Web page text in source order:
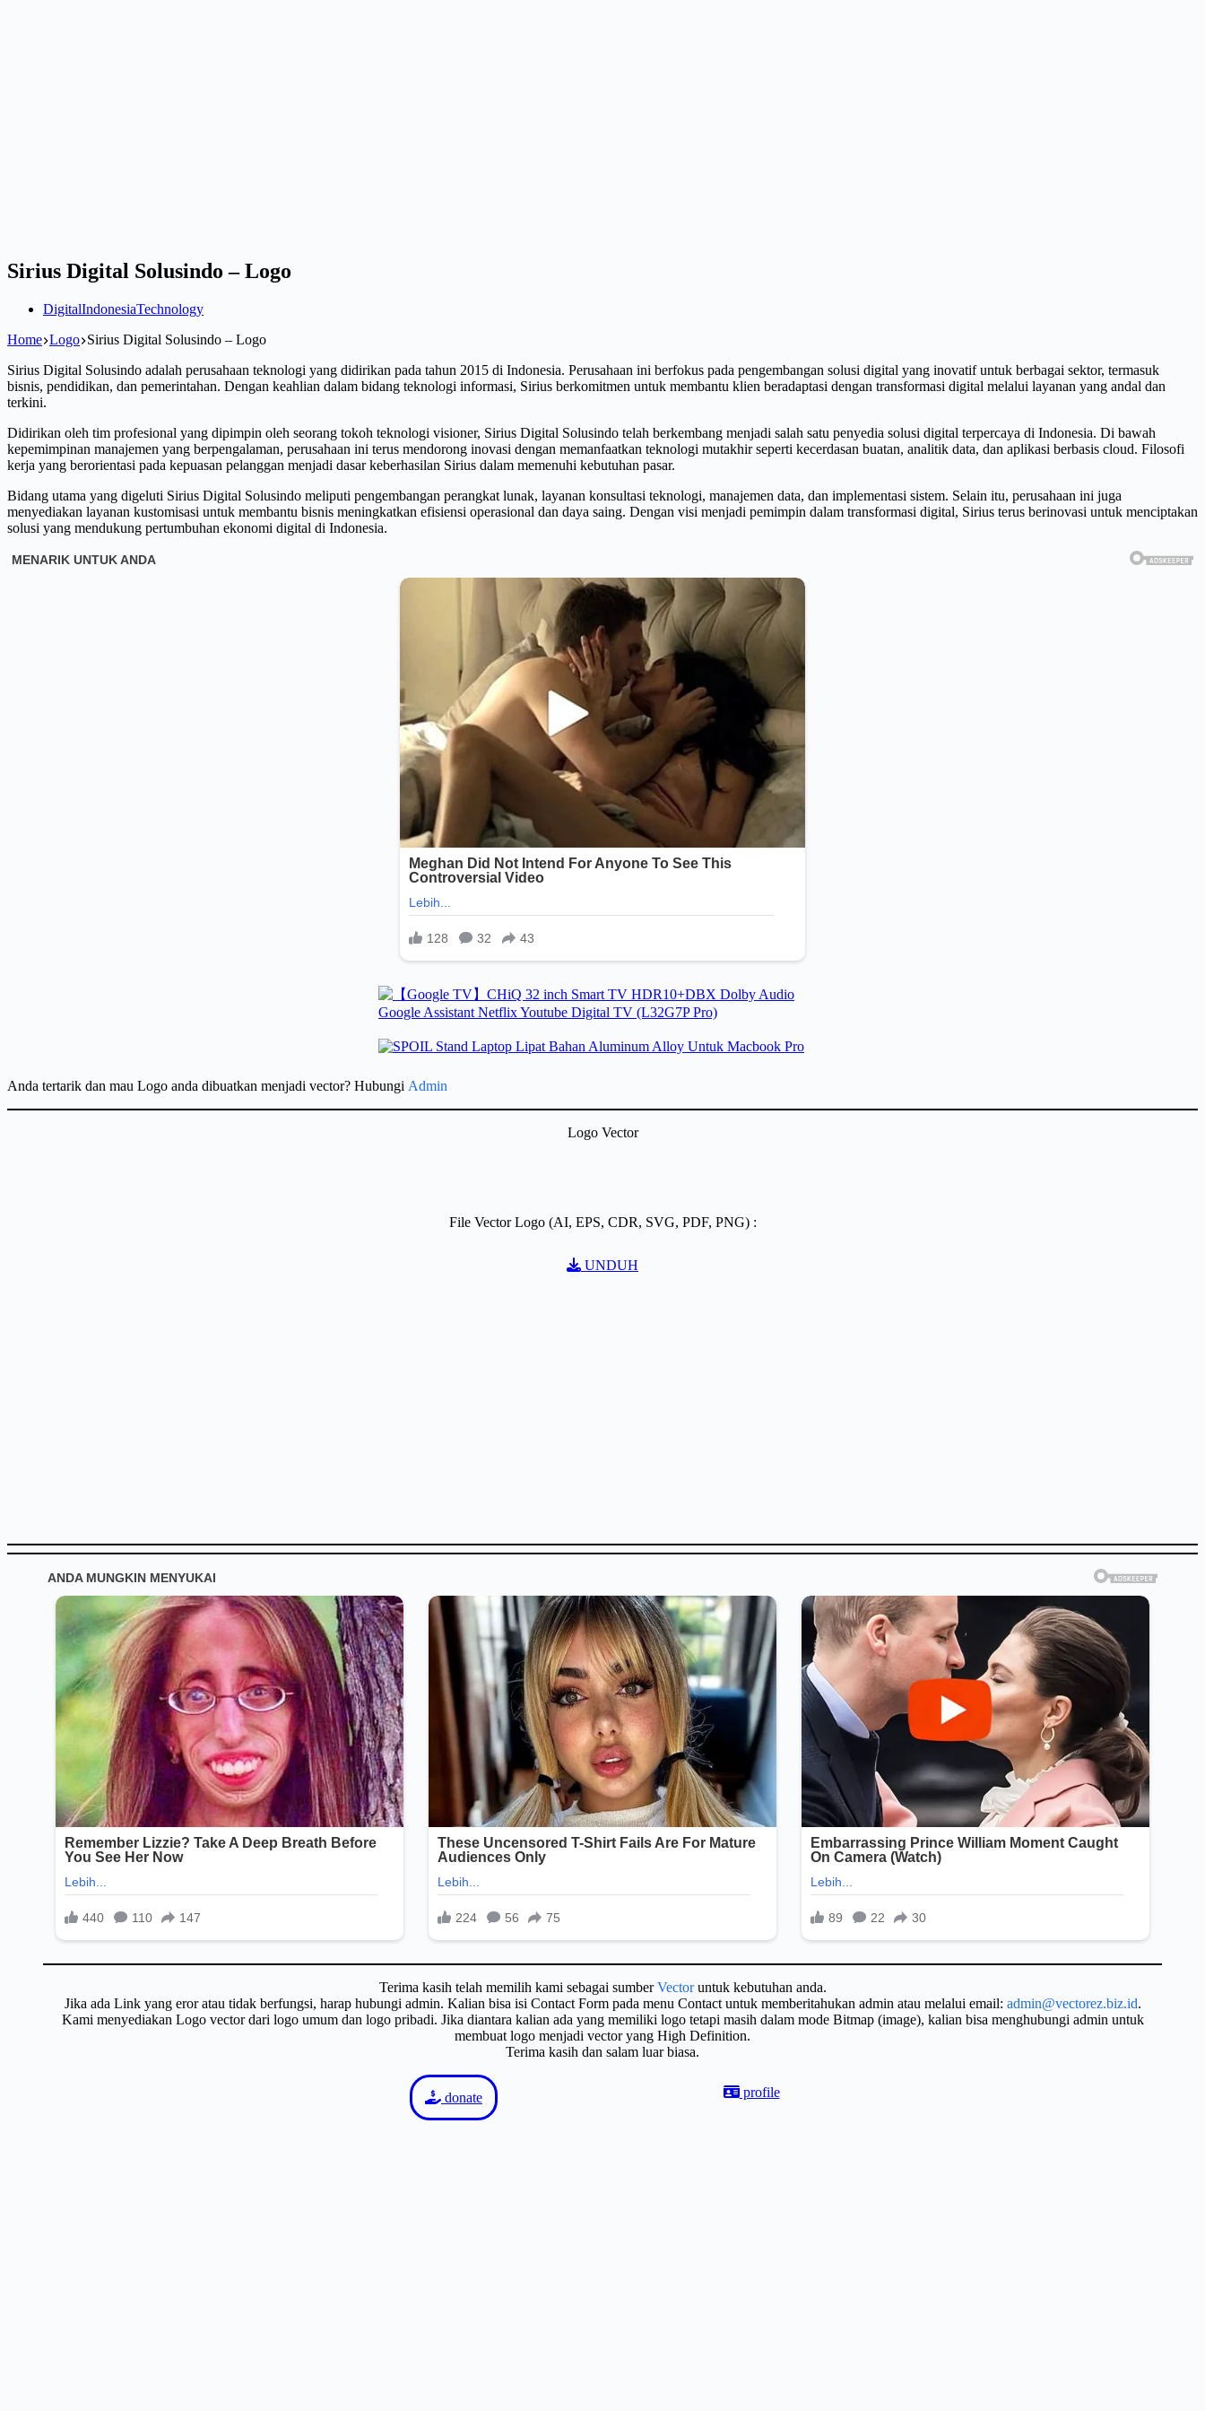
Sirius Digital Solusindo – Logo
DigitalIndonesiaTechnology
Home Logo Sirius Digital Solusindo – Logo
Sirius Digital Solusindo adalah perusahaan teknologi yang didirikan pada tahun 2015 di Indonesia. Perusahaan ini berfokus pada pengembangan solusi digital yang inovatif untuk berbagai sektor, termasuk
bisnis, pendidikan, dan pemerintahan. Dengan keahlian dalam bidang teknologi informasi, Sirius berkomitmen untuk membantu klien beradaptasi dengan transformasi digital melalui layanan yang andal dan
terkini.
Didirikan oleh tim profesional yang dipimpin oleh seorang tokoh teknologi visioner, Sirius Digital Solusindo telah berkembang menjadi salah satu penyedia solusi digital terpercaya di Indonesia. Di bawah
kepemimpinan manajemen yang berpengalaman, perusahaan ini terus mendorong inovasi dengan memanfaatkan teknologi mutakhir seperti kecerdasan buatan, analitik data, dan aplikasi berbasis cloud. Filosofi
kerja yang berorientasi pada kepuasan pelanggan menjadi dasar keberhasilan Sirius dalam memenuhi kebutuhan pasar.
Bidang utama yang digeluti Sirius Digital Solusindo meliputi pengembangan perangkat lunak, layanan konsultasi teknologi, manajemen data, dan implementasi sistem. Selain itu, perusahaan ini juga
menyediakan layanan kustomisasi untuk membantu bisnis meningkatkan efisiensi operasional dan daya saing. Dengan visi menjadi pemimpin dalam transformasi digital, Sirius terus berinovasi untuk menciptakan
solusi yang mendukung pertumbuhan ekonomi digital di Indonesia.
Anda tertarik dan mau Logo anda dibuatkan menjadi vector? Hubungi Admin
Logo Vector
File Vector Logo (AI, EPS, CDR, SVG, PDF, PNG) :
UNDUH
Terima kasih telah memilih kami sebagai sumberVectoruntuk kebutuhan anda.
Jika ada Link yang eror atau tidak berfungsi, harap hubungi admin. Kalian bisa isi Contact Form pada menu Contact untuk memberitahukan admin atau melalui email: admin@vectorez.biz.id.
Kami menyediakan Logo vector dari logo umum dan logo pribadi. Jika diantara kalian ada yang memiliki logo tetapi masih dalam mode Bitmap (image), kalian bisa menghubungi admin untuk
membuat logo menjadi vector yang High Definition.
Terima kasih dan salam luar biasa.
donate profile